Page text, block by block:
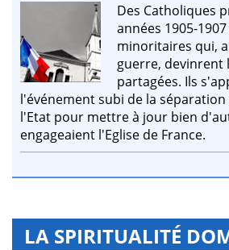
Des Catholiques
années 1905-
minoritaires qui,
guerre, devinrent
partagées. Ils
l'événement subi de la
l'Etat pour mettre à jour bien
engageaient l'Eglise de France.
LA SPIRITUALITÉ